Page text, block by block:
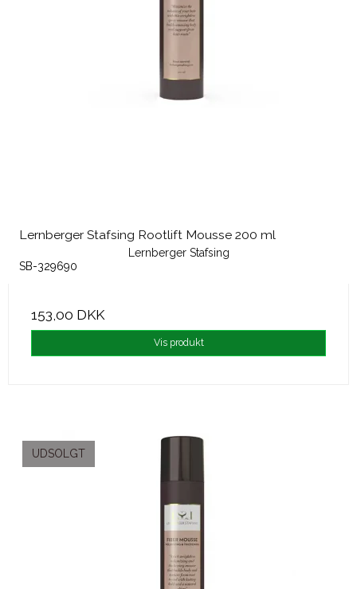
Lernberger Stafsing Rootlift Mousse 200 ml
Lernberger Stafsing
SB-329690
153,00 DKK
Vis produkt
UDSOLGT